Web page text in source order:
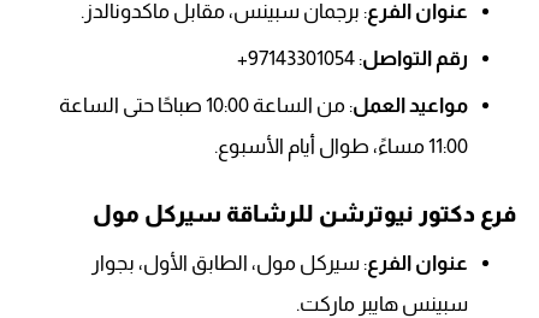
عنوان الفرع: برجمان سبينس، مقابل ماكدونالدز.
رقم التواصل: 97143301054+
مواعيد العمل
: من الساعة 10:00 صباحًا حتى الساعة
11:00 مساءً، طوال أيام الأسبوع.
فرع دكتور نيوترشن للرشاقة سيركل مول
عنوان الفرع: سيركل مول، الطابق الأول، بجوار
سبينس هايبر ماركت.